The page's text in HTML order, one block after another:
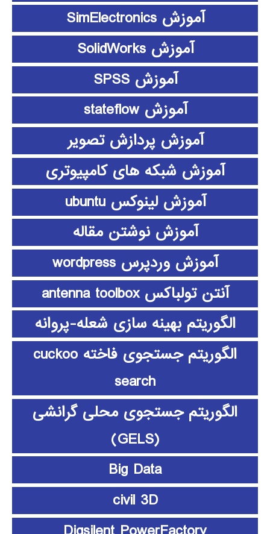
آموزش SimElectronics
آموزش SolidWorks
آموزش SPSS
آموزش stateflow
آموزش پردازش تصویر
آموزش شبکه های کامپیوتری
آموزش لینوکس ubuntu
آموزش نوشتن مقاله
آموزش وردپرس wordpress
آنتن تولباکس antenna toolbox
الگوریتم بهینه سازی شعله-پروانه
الگوریتم جستجوی فاخته cuckoo
search
الگوریتم جستجوی محلی گرانشی
(GELS)
Big Data
civil 3D